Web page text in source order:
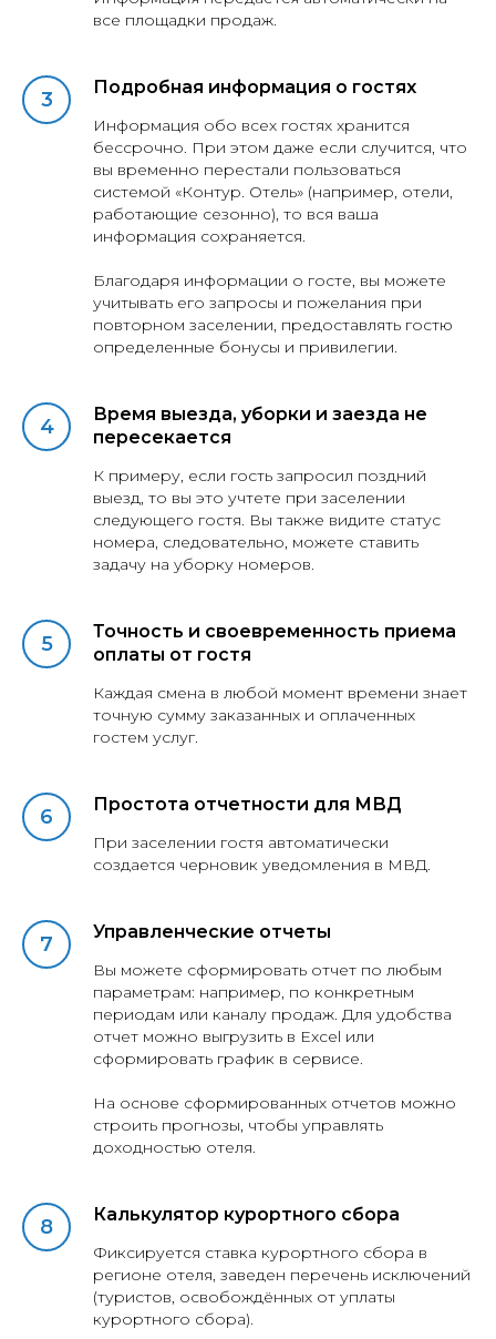
все площадки продаж.
Подробная информация о гостях
Информация обо всех гостях хранится
бессрочно. При этом даже если случится, что
вы временно перестали пользоваться
системой «Контур. Отель» (например, отели,
работающие сезонно), то вся ваша
информация сохраняется.
Благодаря информации о госте, вы можете
учитывать его запросы и пожелания при
повторном заселении, предоставлять гостю
определенные бонусы и привилегии.
Время выезда, уборки и заезда не
пересекается
К примеру, если гость запросил поздний
выезд, то вы это учтете при заселении
следующего гостя. Вы также видите статус
номера, следовательно, можете ставить
задачу на уборку номеров.
Точность и своевременность приема
оплаты от гостя
Каждая смена в любой момент времени знает
точную сумму заказанных и оплаченных
гостем услуг.
Простота отчетности для МВД
При заселении гостя автоматически
создается черновик уведомления в МВД.
Управленческие отчеты
Вы можете сформировать отчет по любым
параметрам: например, по конкретным
периодам или каналу продаж. Для удобства
отчет можно выгрузить в Excel или
сформировать график в сервисе.
На основе сформированных отчетов можно
строить прогнозы, чтобы управлять
доходностью отеля.
Калькулятор курортного сбора
Фиксируется ставка курортного сбора в
регионе отеля, заведен перечень исключений
(туристов, освобождённых от уплаты
курортного сбора).